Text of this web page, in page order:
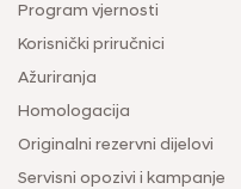
Program vjernosti
Korisnički priručnici
Ažuriranja
Homologacija
Originalni rezervni dijelovi
Servisni opozivi i kampanje